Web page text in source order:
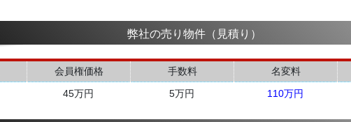
弊社の売り物件（見積り）
会員権価格 手数料
名変料
45万円 5万円 110万円